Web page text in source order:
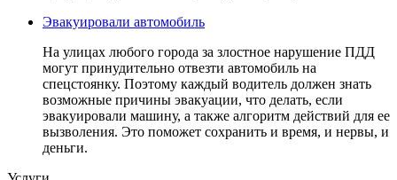
Эвакуировали автомобиль
На улицах любого города за злостное нарушение ПДД
могут принудительно отвезти автомобиль на
спецстоянку. Поэтому каждый водитель должен знать
возможные причины эвакуации, что делать, если
эвакуировали машину, а также алгоритм действий для ее
вызволения. Это поможет сохранить и время, и нервы, и
деньги.